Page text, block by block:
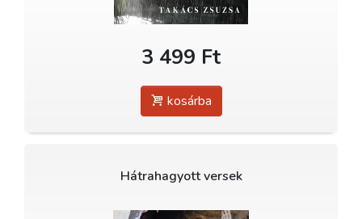
3 499 Ft
kosárba
Hátrahagyott versek